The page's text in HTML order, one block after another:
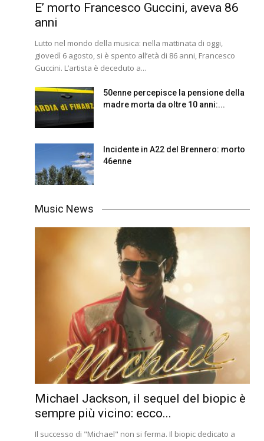
E’ morto Francesco Guccini, aveva 86
anni
Lutto nel mondo della musica: nella mattinata di oggi,
giovedì 6 agosto, si è spento all’età di 86 anni, Francesco
Guccini. L’artista è deceduto a...
50enne percepisce la pensione della
madre morta da oltre 10 anni:...
Incidente in A22 del Brennero: morto
46enne
Music News
Michael Jackson, il sequel del biopic è
sempre più vicino: ecco...
Il successo di "Michael" non si ferma. Il biopic dedicato a